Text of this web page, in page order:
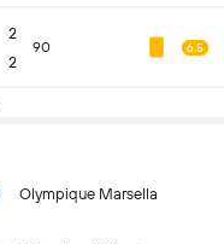
2
2
90 6.5
Olympique Marsella